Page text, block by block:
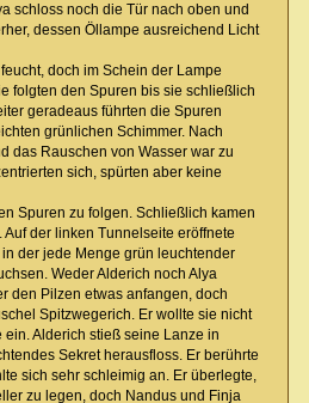
schloss noch die Tür nach oben und
dessen Öllampe ausreichend Licht
doch im Schein der Lampe
folgten den Spuren bis sie schließlich
geradeaus führten die Spuren
grünlichen Schimmer. Nach
das Rauschen von Wasser war zu
sich, spürten aber keine
Spuren zu folgen. Schließlich kamen
der linken Tunnelseite eröffnete
der jede Menge grün leuchtender
Weder Alderich noch Alya
den Pilzen etwas anfangen, doch
Spitzwegerich. Er wollte sie nicht
ein. Alderich stieß seine Lanze in
Sekret herausfloss. Er berührte
sich sehr schleimig an. Er überlegte,
zu legen, doch Nandus und Finja